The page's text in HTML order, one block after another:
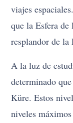
viajes
que la Esfera
resplandor de la
A la luz de
determinado
Küre. Estos
niveles